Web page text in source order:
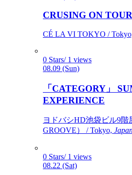
CRUSING ON
CÉ LA VI TOKYO /
0 Stars/ 1 views
08.09 (Sun)
「CATEGORY」
EXPERIENCE
ヨドバシHD池袋ビル9階
GROOVE） / Tokyo,
0 Stars/ 1 views
08.22 (Sat)